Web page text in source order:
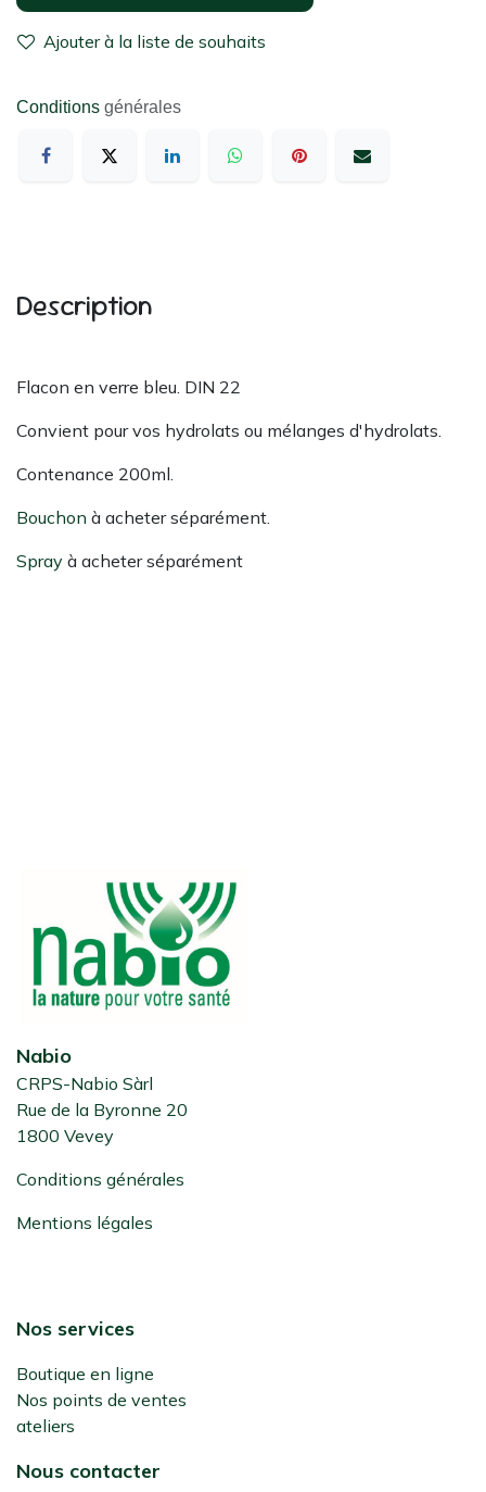
Ajouter à la liste de souhaits
Conditions générales
Description
Flacon en verre bleu. DIN 22
Convient pour vos hydrolats ou mélanges d'hydrolats.
Contenance 200ml.
Bouchon à acheter séparément.
Spray à acheter séparément
Nabio
CRPS-Nabio Sàrl
Rue de la Byronne 20
1800 Vevey
Conditions générales
Mentions légales
Nos services
Boutique en ligne
Nos points de ventes
ateliers
Nous contacter